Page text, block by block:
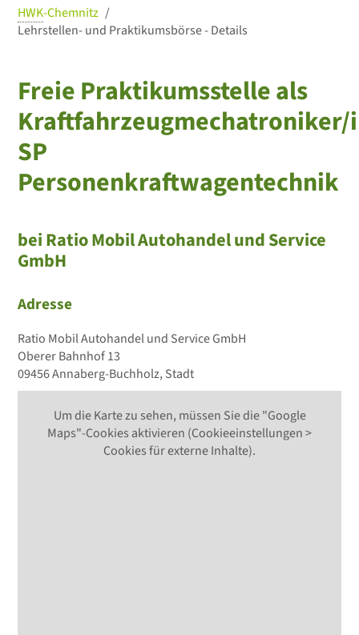
HWK-Chemnitz
Lehrstellen- und Praktikumsbörse - Details
Freie Praktikumsstelle als
SP
Personenkraftwagentechnik
bei Ratio Mobil Autohandel und Service
GmbH
Adresse
Ratio Mobil Autohandel und Service GmbH
Oberer Bahnhof 13
09456 Annaberg-Buchholz, Stadt
Um die Karte zu sehen, müssen Sie die "Google
Maps"-Cookies aktivieren (Cookieeinstellungen >
Cookies für externe Inhalte).